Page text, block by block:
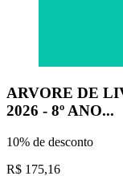
ARVORE DE
2026 - 8º ANO...
10% de desconto
R$ 175,16